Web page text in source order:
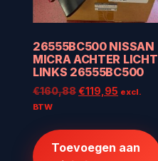
26555BC500 NISSAN
MICRA ACHTER LICHT
LINKS 26555BC500
€160,88Oorspronkelijke
€119,95 Huidige
€119,95.
excl.
BTW
Toevoegen aan